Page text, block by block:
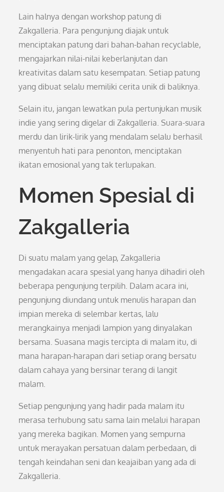
Lain halnya dengan workshop patung di
Zakgalleria. Para pengunjung diajak untuk
menciptakan patung dari bahan-bahan recyclable,
mengajarkan nilai-nilai keberlanjutan dan
kreativitas dalam satu kesempatan. Setiap patung
yang dibuat selalu memiliki cerita unik di baliknya.
Selain itu, jangan lewatkan pula pertunjukan musik
indie yang sering digelar di Zakgalleria. Suara-suara
merdu dan lirik-lirik yang mendalam selalu berhasil
menyentuh hati para penonton, menciptakan
ikatan emosional yang tak terlupakan.
Momen Spesial di
Zakgalleria
Di suatu malam yang gelap, Zakgalleria
mengadakan acara spesial yang hanya dihadiri oleh
beberapa pengunjung terpilih. Dalam acara ini,
pengunjung diundang untuk menulis harapan dan
impian mereka di selembar kertas, lalu
merangkainya menjadi lampion yang dinyalakan
bersama. Suasana magis tercipta di malam itu, di
mana harapan-harapan dari setiap orang bersatu
dalam cahaya yang bersinar terang di langit
malam.
Setiap pengunjung yang hadir pada malam itu
merasa terhubung satu sama lain melalui harapan
yang mereka bagikan. Momen yang sempurna
untuk merayakan persatuan dalam perbedaan, di
tengah keindahan seni dan keajaiban yang ada di
Zakgalleria.